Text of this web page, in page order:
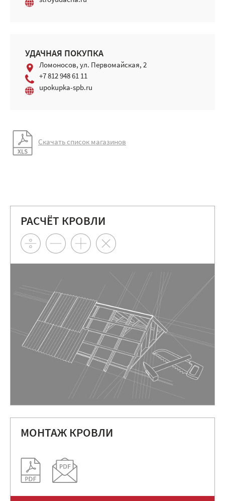
УДАЧНАЯ ПОКУПКА
Ломоносов, ул. Первомайская, 2
+7 812 948 61 11
upokupka-spb.ru
Скачать список магазинов
РАСЧЁТ КРОВЛИ
МОНТАЖ КРОВЛИ